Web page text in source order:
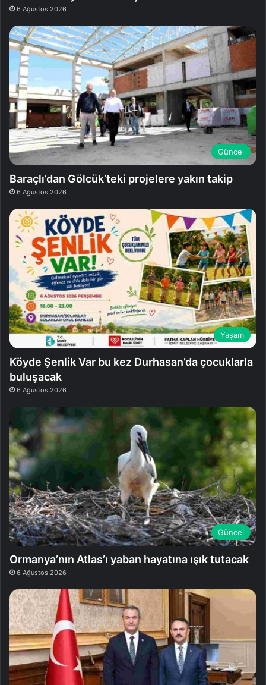
6 Ağustos 2026
Güncel
Baraçlı’dan Gölcük’teki projelere yakın takip
6 Ağustos 2026
Yaşam
Köyde Şenlik Var bu kez Durhasan’da çocuklarla
buluşacak
6 Ağustos 2026
Güncel
Ormanya’nın Atlas’ı yaban hayatına ışık tutacak
6 Ağustos 2026